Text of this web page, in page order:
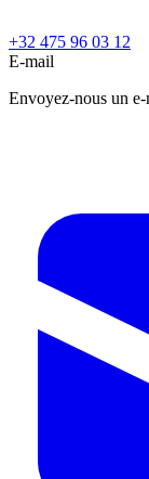
+32 475 96 03 12
E-mail
Envoyez-nous un